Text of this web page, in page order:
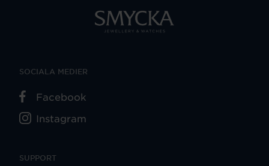
SUPPORT
SOCIALA MEDIER
Facebook
Instagram